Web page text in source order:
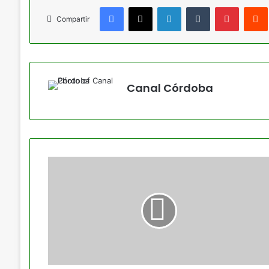
Compartir
Facebook
X LinkedInTumblr Pinterest
Canal Córdoba